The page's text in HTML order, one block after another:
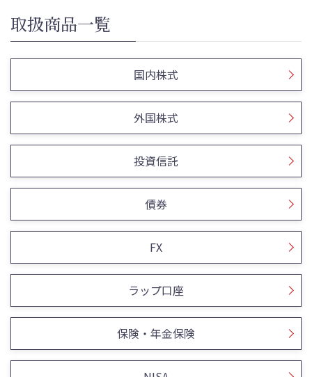
取扱商品一覧
国内株式
外国株式
投資信託
債券
FX
ラップ口座
保険・年金保険